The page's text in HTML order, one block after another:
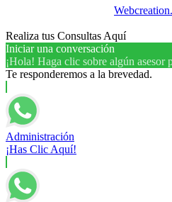
Realiza tus Consultas Aquí
Iniciar una conversación
¡Hola! Haga clic sobre algún asesor
Te responderemos a la brevedad.
Administración
¡Has Clic Aquí!